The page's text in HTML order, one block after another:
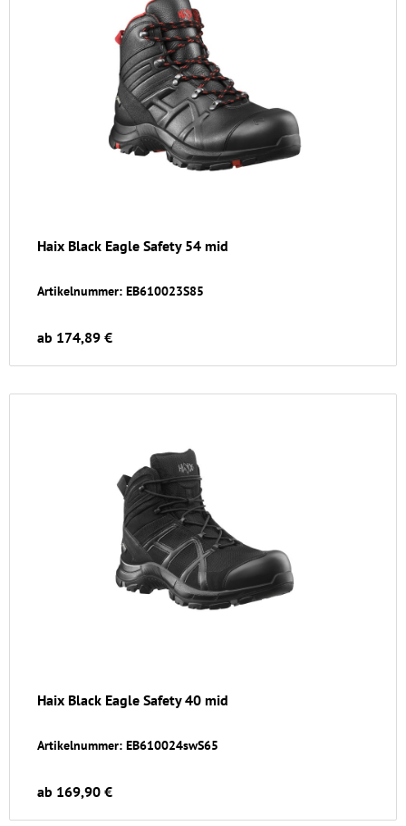
Haix Black Eagle Safety 54 mid
Artikelnummer: EB610023S85
ab 174,89 €
Haix Black Eagle Safety 40 mid
Artikelnummer: EB610024swS65
ab 169,90 €